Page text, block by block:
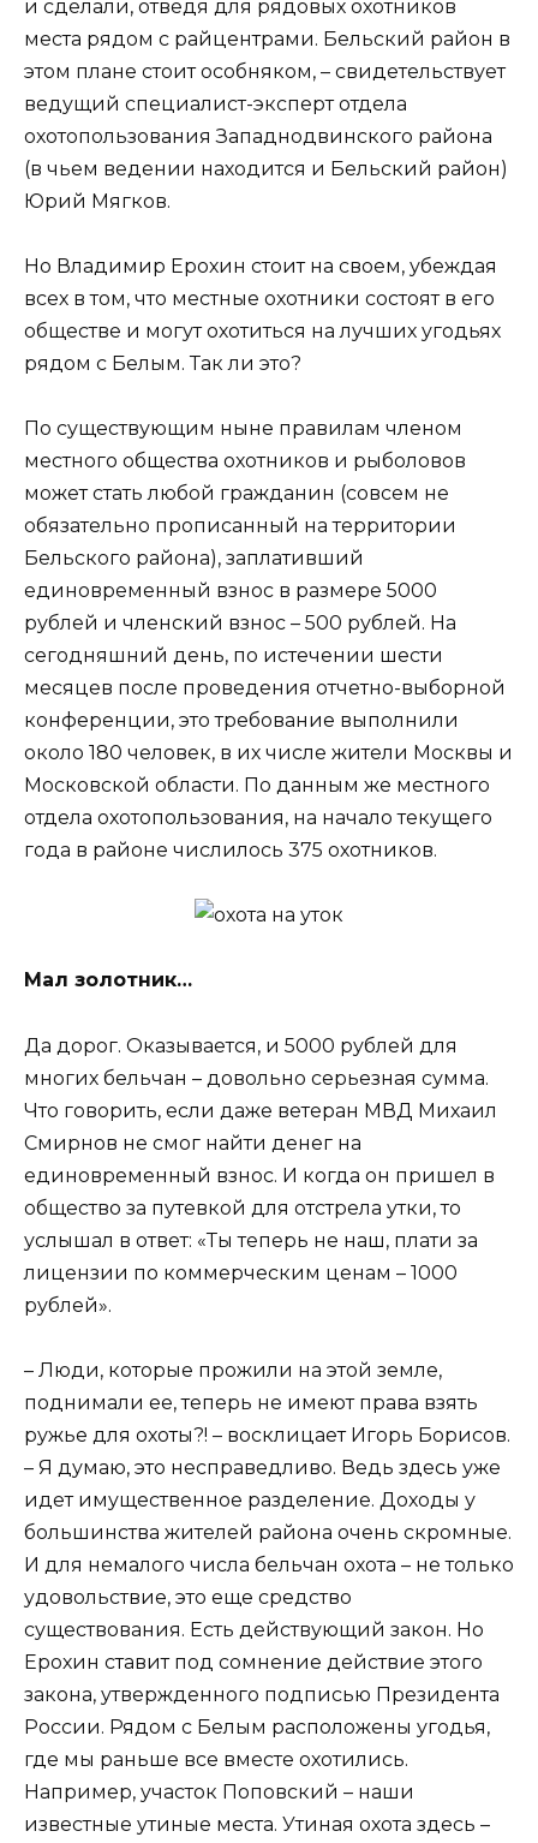
и сделали, отведя для рядовых охотников
места рядом с райцентрами. Бельский район в
этом плане стоит особняком, – свидетельствует
ведущий специалист-эксперт отдела
охотопользования Западнодвинского района
(в чьем ведении находится и Бельский район)
Юрий Мягков.
Но Владимир Ерохин стоит на своем, убеждая
всех в том, что местные охотники состоят в его
обществе и могут охотиться на лучших угодьях
рядом с Белым. Так ли это?
По существующим ныне правилам членом
местного общества охотников и рыболовов
может стать любой гражданин (совсем не
обязательно прописанный на территории
Бельского района), заплативший
единовременный взнос в размере 5000
рублей и членский взнос – 500 рублей. На
сегодняшний день, по истечении шести
месяцев после проведения отчетно-выборной
конференции, это требование выполнили
около 180 человек, в их числе жители Москвы и
Московской области. По данным же местного
отдела охотопользования, на начало текущего
года в районе числилось 375 охотников.
Мал золотник…
Да дорог. Оказывается, и 5000 рублей для
многих бельчан – довольно серьезная сумма.
Что говорить, если даже ветеран МВД Михаил
Смирнов не смог найти денег на
единовременный взнос. И когда он пришел в
общество за путевкой для отстрела утки, то
услышал в ответ: «Ты теперь не наш, плати за
лицензии по коммерческим ценам – 1000
рублей».
– Люди, которые прожили на этой земле,
поднимали ее, теперь не имеют права взять
ружье для охоты?! – восклицает Игорь Борисов.
– Я думаю, это несправедливо. Ведь здесь уже
идет имущественное разделение. Доходы у
большинства жителей района очень скромные.
И для немалого числа бельчан охота – не только
удовольствие, это еще средство
существования. Есть действующий закон. Но
Ерохин ставит под сомнение действие этого
закона, утвержденного подписью Президента
России. Рядом с Белым расположены угодья,
где мы раньше все вместе охотились.
Например, участок Поповский – наши
известные утиные места. Утиная охота здесь –